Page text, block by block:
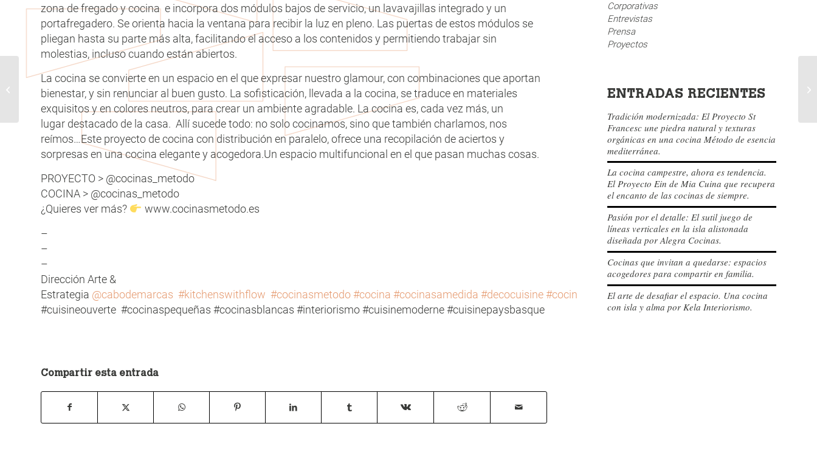
zona de fregado y cocina e incorpora dos módulos bajos de servicio, un lavavajillas integrado y un
portafregadero. Se orienta hacia la ventana para recibir la luz en pleno. Las puertas de estos módulos se
pliegan hasta su parte más alta, facilitando el acceso a los contenidos y permitiendo trabajar sin
molestias, incluso cuando están abiertos.
La cocina se convierte en un espacio en el que expresar nuestro glamour, con combinaciones que aportan
bienestar, y sin renunciar al buen gusto. La sofisticación, llevada a la cocina, se traduce en materiales
exquisitos y en colores neutros, para crear un ambiente agradable. La cocina es, cada vez más, un
lugar destacado de la casa. Allí sucede todo: no solo cocinamos, sino que también charlamos, nos
reímos…Este proyecto de cocina con distribución en paralelo, ofrece una recopilación de aciertos y
sorpresas en una cocina elegante y acogedora.Un espacio multifuncional en el que pasan muchas cosas.
PROYECTO > @cocinas_metodo
COCINA > @cocinas_metodo
¿Quieres ver más?
www.cocinasmetodo.es
–
–
–
Dirección Arte &
Estrategia @cabodemarcas #kitchenswithflow #cocinasmetodo#cocina #cocinasamedida #decocuisine#cocinasconencanto #diseñococinas #cocina
#cuisineouverte #cocinaspequeñas #cocinasblancas #interiorismo #cuisinemoderne #cuisinepaysbasque
Compartir esta entrada
Corporativas
Entrevistas
Prensa
Proyectos
ENTRADAS RECIENTES
Tradición modernizada: El Proyecto St
Francesc une piedra natural y texturas
orgánicas en una cocina Método de esencia
mediterránea.
La cocina campestre, ahora es tendencia.
El Proyecto Ein de Mia Cuina que recupera
el encanto de las cocinas de siempre.
Pasión por el detalle: El sutil juego de
líneas verticales en la isla alistonada
diseñada por Alegra Cocinas.
Cocinas que invitan a quedarse: espacios
acogedores para compartir en familia.
El arte de desafiar el espacio. Una cocina
con isla y alma por Kela Interiorismo.
ZONA DE TRABAJO
ABIERTA A LA LUZ